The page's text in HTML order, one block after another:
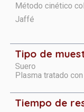
Método cinético
Jaffé
Tipo de
Suero
Plasma tratado
Tiempo de